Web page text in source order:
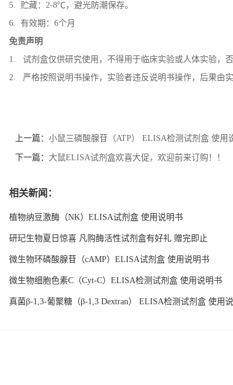
5. 贮藏：2-8℃，避光防潮保存。
6. 有效期：6个月
免责声明
1. 试剂盒仅供研究使用，不得用于临床实验或人体实验，
2. 严格按照说明书操作，实验者违反说明书操作，后果由实
上一篇： 小鼠三磷酸腺苷（ATP） ELISA检测试剂盒 使用
下一篇： 大鼠ELISA试剂盒欢喜大促，欢迎前来订购！！
相关新闻：
植物纳豆激酶（NK）ELISA试剂盒 使用说明书
研玘生物夏日惊喜 凡购酶活性试剂盒有好礼 赠完即止
微生物环磷酸腺苷（cAMP）ELISA试剂盒 使用说明书
微生物细胞色素C（Cyt-C）ELISA检测试剂盒 使用说明书
真菌β-1,3-葡聚糖（β-1,3 Dextran） ELISA检测试剂盒 使用